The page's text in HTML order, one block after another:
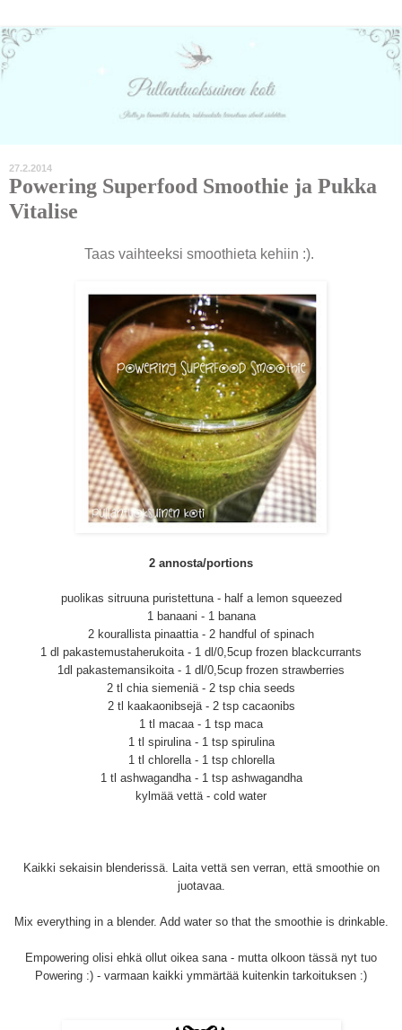
27.2.2014
Powering Superfood Smoothie ja Pukka
Vitalise
Taas vaihteeksi smoothieta kehiin :).
2 annosta/portions
puolikas sitruuna puristettuna - half a lemon squeezed
1 banaani - 1 banana
2 kourallista pinaattia - 2 handful of spinach
1 dl pakastemustaherukoita - 1 dl/0,5cup frozen blackcurrants
1dl pakastemansikoita - 1 dl/0,5cup frozen strawberries
2 tl chia siemeniä - 2 tsp chia seeds
2 tl kaakaonibsejä - 2 tsp cacaonibs
1 tl macaa - 1 tsp maca
1 tl spirulina - 1 tsp spirulina
1 tl chlorella - 1 tsp chlorella
1 tl ashwagandha - 1 tsp ashwagandha
kylmää vettä - cold water
Kaikki sekaisin blenderissä. Laita vettä sen verran, että smoothie on
juotavaa.
Mix everything in a blender. Add water so that the smoothie is drinkable.
Empowering olisi ehkä ollut oikea sana - mutta olkoon tässä nyt tuo
Powering :) - varmaan kaikki ymmärtää kuitenkin tarkoituksen :)